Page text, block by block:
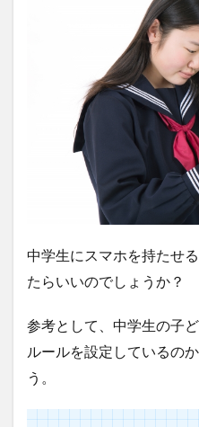
中学生にスマホを持たせ
たらいいのでしょうか？
参考として、中学生の子
ルールを設定しているの
う。